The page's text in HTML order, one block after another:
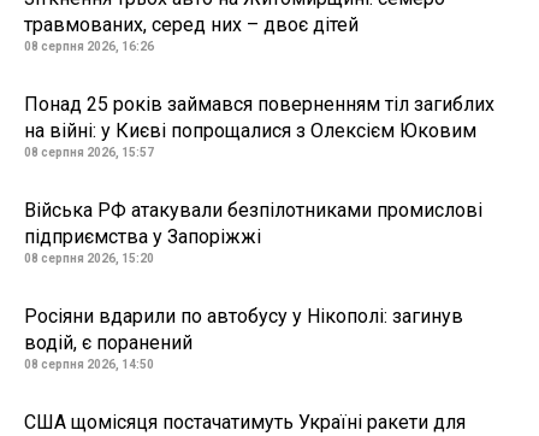
травмованих, серед них – двоє дітей
08 серпня 2026, 16:26
Понад 25 років займався поверненням тіл загиблих
на війні: у Києві попрощалися з Олексієм Юковим
08 серпня 2026, 15:57
Війська РФ атакували безпілотниками промислові
підприємства у Запоріжжі
08 серпня 2026, 15:20
Росіяни вдарили по автобусу у Нікополі: загинув
водій, є поранений
08 серпня 2026, 14:50
США щомісяця постачатимуть Україні ракети для